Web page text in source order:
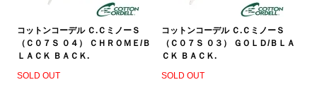
コットンコーデル Ｃ.ＣミノーＳ
（Ｃ０７Ｓ ０４） ＣＨＲＯＭＥ/Ｂ
ＬＡＣＫ ＢＡＣＫ.
SOLD OUT
コットンコーデル Ｃ.ＣミノーＳ
（Ｃ０７Ｓ ０３） ＧＯＬＤ/ＢＬＡ
ＣＫ ＢＡＣＫ.
SOLD OUT